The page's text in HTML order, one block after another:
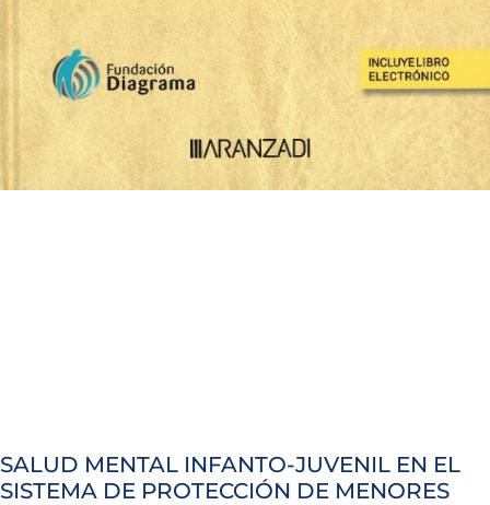
SALUD MENTAL INFANTO-JUVENIL EN EL
SISTEMA DE PROTECCIÓN DE MENORES